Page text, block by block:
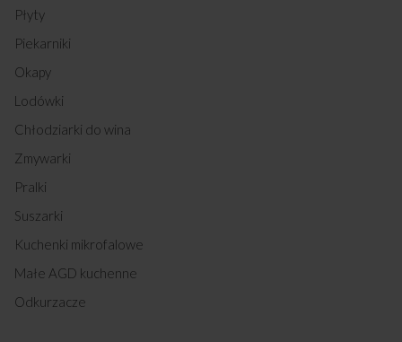
Płyty
Piekarniki
Okapy
Lodówki
Chłodziarki do wina
Zmywarki
Pralki
Suszarki
Kuchenki mikrofalowe
Małe AGD kuchenne
Odkurzacze